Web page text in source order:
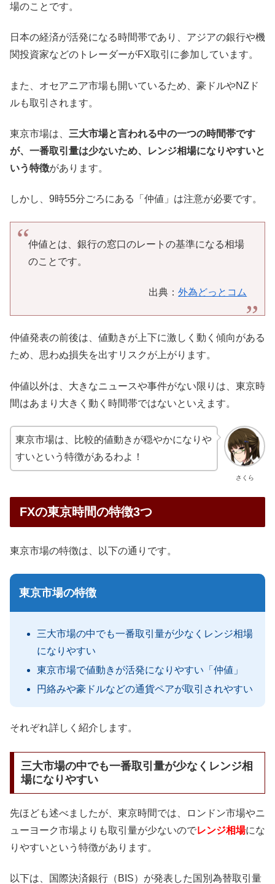
場のことです。
日本の経済が活発になる時間帯であり、アジアの銀行や機
関投資家などのトレーダーがFX取引に参加しています。
また、オセアニア市場も開いているため、豪ドルやNZド
ルも取引されます。
東京市場は、 三大市場と言われる中の一つの時間帯です
が、一番取引量は少ないため、レンジ相場になりやすいと
いう特徴があります。
しかし、9時55分ごろにある「仲値」は注意が必要です。
仲値とは、銀行の窓口のレートの基準になる相場
のことです。
出典：外為どっとコム
仲値発表の前後は、値動きが上下に激しく動く傾向がある
ため、思わぬ損失を出すリスクが上がります。
仲値以外は、大きなニュースや事件がない限りは、東京時
間はあまり大きく動く時間帯ではないといえます。
さくら
東京市場は、比較的値動きが穏やかになりや
すいという特徴があるわよ！
FXの東京時間の特徴3つ
東京市場の特徴は、以下の通りです。
東京市場の特徴
三大市場の中でも一番取引量が少なくレンジ相場
になりやすい
東京市場で値動きが活発になりやすい「仲値」
円絡みや豪ドルなどの通貨ペアが取引されやすい
それぞれ詳しく紹介します。
三大市場の中でも一番取引量が少なくレンジ相
場になりやすい
先ほども述べましたが、東京時間では、ロンドン市場やニ
ューヨーク市場よりも取引量が少ないのでレンジ相場にな
りやすいという特徴があります。
以下は、国際決済銀行（BIS）が発表した国別為替取引量